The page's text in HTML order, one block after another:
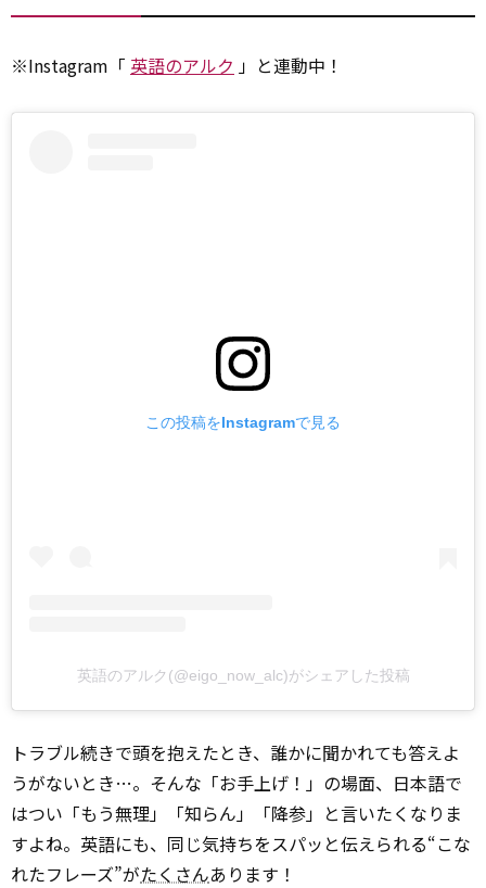
※Instagram「 英語のアルク 」と連動中！
この投稿をInstagramで見る
英語のアルク(@eigo_now_alc)がシェアした投稿
トラブル続きで頭を抱えたとき、誰かに聞かれても答えよ
うがないとき…。そんな「お手上げ！」の場面、日本語で
はつい「もう無理」「知らん」「降参」と言いたくなりま
すよね。英語にも、同じ気持ちをスパッと伝えられる“こな
れたフレーズ”がたくさんあります！